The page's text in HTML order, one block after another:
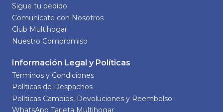
Sigue tu pedido
Comunícate con Nosotros
Club Multihogar
Nuestro Compromiso
Información Legal y Políticas
Términos y Condiciones
Políticas de Despachos
Políticas Cambios, Devoluciones y Reembolso
WhatsApp Tarjeta Multihogar